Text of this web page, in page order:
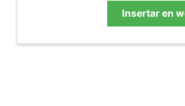
Insertar en